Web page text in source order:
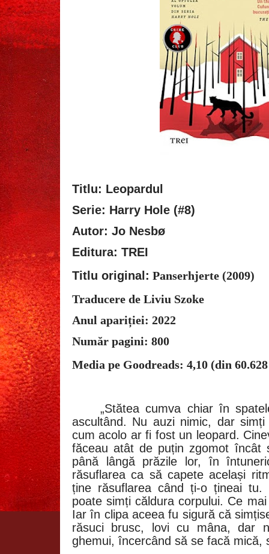
Titlu: Leopardul
Serie: Harry Hole (#8)
Autor: Jo Nesbø
Editura: TREI
Titlu original: Panserhjerte (2009)
Traducere de Liviu Szoke
Anul apariției: 2022
Număr pagini: 800
Media pe Goodreads: 4,10 (din
„Stătea cumva chiar în
ascultând. Nu auzi nimic, dar
cum acolo ar fi fost un leopard.
făceau atât de puțin zgomot încât
până lângă prăzile lor, în
răsuflarea ca să capete același
ține răsuflarea când ți-o țineai
poate simți căldura corpului. Ce
Iar în clipa aceea fu sigură că
răsuci brusc, lovi cu mâna, dar
ghemui, încercând să se facă mică,